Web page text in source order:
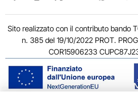
Sito realizzato con il contributo bando
n. 385 del 19/10/2022 PROT.
COR15906233